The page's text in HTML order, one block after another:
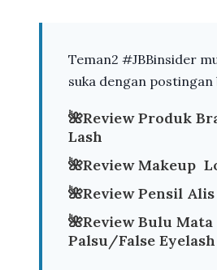
Teman2 #JBBinsider
suka dengan postingan
🌺Review Produk
Lash
🌺Review Makeup
🌺Review Pensil Alis
🌺Review Bulu Mata
Palsu/False Eyelash